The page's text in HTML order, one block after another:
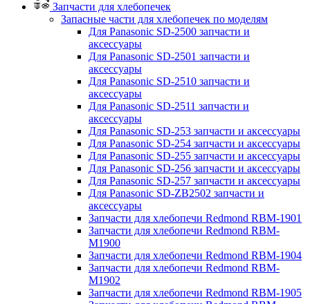
Запчасти для хлебопечек
Запасные части для хлебопечек по моделям
Для Panasonic SD-2500 запчасти и
аксессуары
Для Panasonic SD-2501 запчасти и
аксессуары
Для Panasonic SD-2510 запчасти и
аксессуары
Для Panasonic SD-2511 запчасти и
аксессуары
Для Panasonic SD-253 запчасти и аксессуары
Для Panasonic SD-254 запчасти и аксессуары
Для Panasonic SD-255 запчасти и аксессуары
Для Panasonic SD-256 запчасти и аксессуары
Для Panasonic SD-257 запчасти и аксессуары
Для Panasonic SD-ZB2502 запчасти и
аксессуары
Запчасти для хлебопечи Redmond RBM-1901
Запчасти для хлебопечи Redmond RBM-
M1900
Запчасти для хлебопечи Redmond RBM-1904
Запчасти для хлебопечи Redmond RBM-
M1902
Запчасти для хлебопечи Redmond RBM-1905